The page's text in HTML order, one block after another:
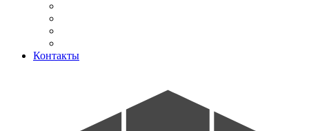
Контакты